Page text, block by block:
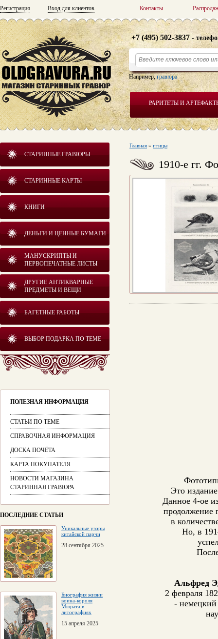
Регистрация Вход для клиентов Контакты
РАРИТЕТЫ И
+7 (495) 502-3837 -
Например,гравюра
СТАРИННЫЕ ГРАВЮРЫ
СТАРИННЫЕ КАРТЫ
КНИГИ
ДЕНЬГИ И ЦЕННЫЕ БУМАГИ
МАНУСКРИПТЫ И
ПЕРВОПЕЧАТНЫЕ ЛИСТЫ
ДРУГИЕ АНТИКВАРНЫЕ
ПРЕДМЕТЫ И ВЕЩИ
БАГЕТНЫЕ РАБОТЫ
ВЫБОР ПОДАРКА ПО ТЕМЕ
ПОЛЕЗНАЯ ИНФОРМАЦИЯ
СТАТЬИ ПО ТЕМЕ
СПРАВОЧНАЯ ИНФОРМАЦИЯ
ДОСКА ПОЧЁТА
КАРТА ПОКУПАТЕЛЯ
НОВОСТИ МАГАЗИНА
СТАРИННАЯ ГРАВЮРА
ПОСЛЕДНИЕ СТАТЬИ
Уникальные узоры
китайской парчи
28 сентября 2025
Биография жизни
воина-короля
Мюрата в
литографиях
15 апреля 2025
Главная » птицы
1910-е гг.
Это
Данное 4-ое
продолжение
в
Но, в
Альфред
2 февраля
- немецкий